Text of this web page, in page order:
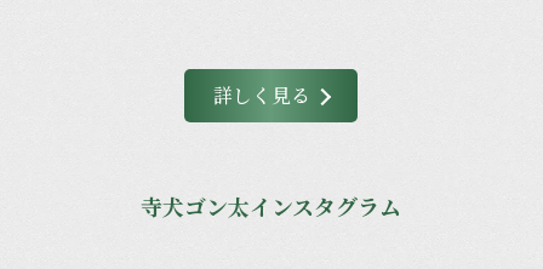
詳しく見る
寺犬ゴン太インスタグラム